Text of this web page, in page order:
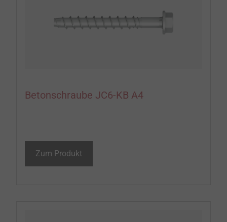
Betonschraube JC6-KB A4
Zum Produkt